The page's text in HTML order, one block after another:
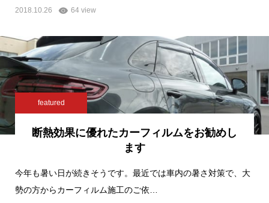
2018.10.26 64 view
featured
断熱効果に優れたカーフィルムをお勧めし
ます
今年も暑い日が続きそうです。最近では車内の暑さ対策で、大
勢の方からカーフィルム施工のご依…